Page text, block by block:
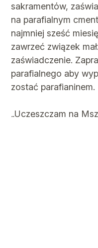
sakramentόw,
na parafialnym
najmniej sześć
zawrzeć związek
zaświadczenie.
parafialnego aby
zostać parafianinem.
„Uczęszczam na